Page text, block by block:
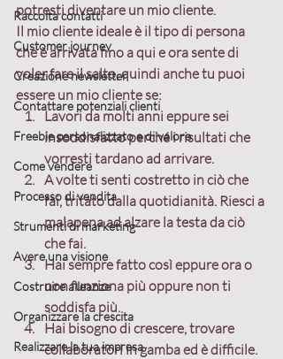
Raccolta contatti
Customer journey
Creazione newsletter
Contattare potenziali clienti
Freebie personalizzato e di valore
Come vendere
Processo di vendita
Strumenti di marketing
Avere una visione
Costruire alleanze
Organizzare la crescita
Realizzare la tua impresa
potresti diventare un mio cliente.
Il mio cliente ideale è il tipo di persona
che è arrivata fino a qui e ora sente di
voler fare il salto, quindi anche tu puoi
essere un mio cliente se:
Lavori da molti anni eppure sei
insoddisfatto perché i risultati che
vorresti tardano ad arrivare.
A volte ti senti costretto in ciò che
fai, tritato dalla quotidianità. Riesci a
malapena ad alzare la testa da ciò
che fai.
Hai sempre fatto così eppure ora o
non funziona più oppure non ti
soddisfa più.
Hai bisogno di crescere, trovare
collaboratori in gamba ed è difficile.